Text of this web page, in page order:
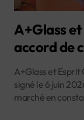
A+Glass
accord de
A+Glass et Esprit
signé le 6 juin
marché en